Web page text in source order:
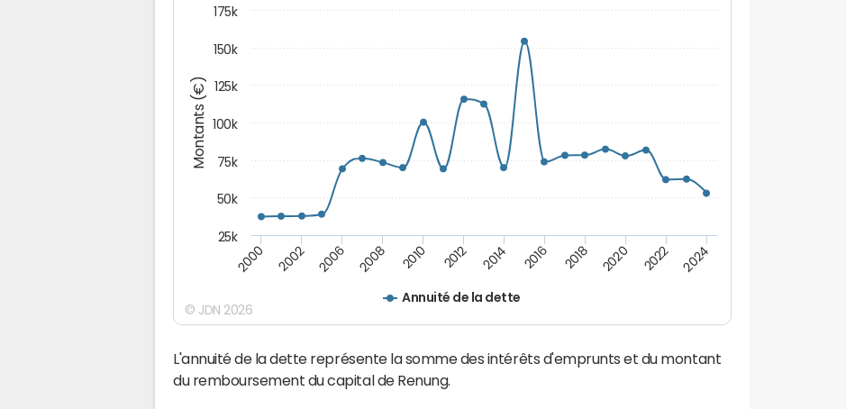
Montants (€)
Annuité de la dette
2000 2002 2006 2008 2010 2012 2014 2016 2018 2020 2022 2024
25k
50k
75k
100k
125k
150k
175k
© JDN 2026
L'annuité de la dette représente la somme des intérêts d'emprunts et du montant
du remboursement du capital de Renung.